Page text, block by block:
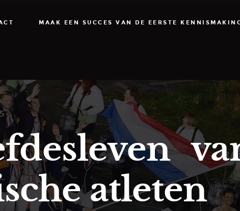
MAAK EEN SUCCES VAN DE EERSTE
atleten